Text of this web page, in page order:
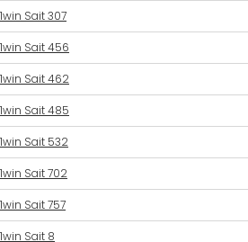
1win Sait 307
1win Sait 456
1win Sait 462
1win Sait 485
1win Sait 532
1win Sait 702
1win Sait 757
1win Sait 8